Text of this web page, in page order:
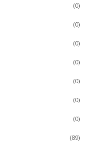
(0)
(0)
(0)
(0)
(0)
(0)
(0)
(89)